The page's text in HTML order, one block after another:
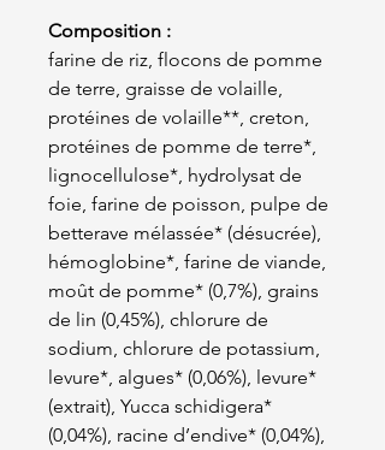
Composition :
farine de riz, flocons de pomme
de terre, graisse de volaille,
protéines de volaille**, creton,
protéines de pomme de terre*,
lignocellulose*, hydrolysat de
foie, farine de poisson, pulpe de
betterave mélassée* (désucrée),
hémoglobine*, farine de viande,
moût de pomme* (0,7%), grains
de lin (0,45%), chlorure de
sodium, chlorure de potassium,
levure*, algues* (0,06%), levure*
(extrait), Yucca schidigera*
(0,04%), racine d’endive* (0,04%),